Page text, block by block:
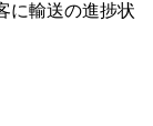
に輸送の進捗状